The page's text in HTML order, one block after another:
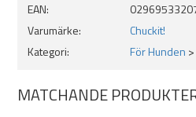
EAN:
Varumärke:
Chuckit!
Kategori:
För Hunden >
MATCHANDE